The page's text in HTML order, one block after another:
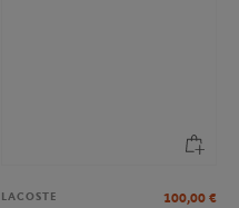
LACOSTE 100,00 €